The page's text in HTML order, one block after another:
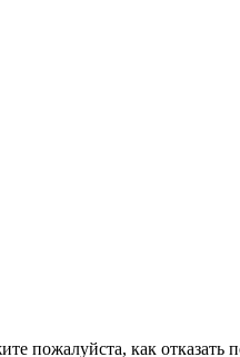
пожалуйста, как отказать